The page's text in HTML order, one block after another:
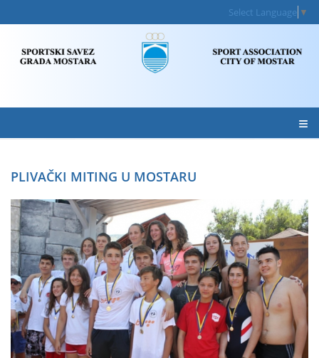
Select Language ▼
≡
PLIVAČKI MITING U MOSTARU